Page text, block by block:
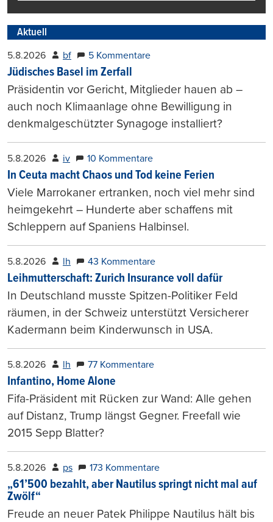
Aktuell
5.8.2026 bf 5 Kommentare
Jüdisches Basel im Zerfall
Präsidentin vor Gericht, Mitglieder hauen ab –
auch noch Klimaanlage ohne Bewilligung in
denkmalgeschützter Synagoge installiert?
5.8.2026 iv 10 Kommentare
In Ceuta macht Chaos und Tod keine Ferien
Viele Marrokaner ertranken, noch viel mehr sind
heimgekehrt – Hunderte aber schaffens mit
Schleppern auf Spaniens Halbinsel.
5.8.2026 lh 43 Kommentare
Leihmutterschaft: Zurich Insurance voll dafür
In Deutschland musste Spitzen-Politiker Feld
räumen, in der Schweiz unterstützt Versicherer
Kadermann beim Kinderwunsch in USA.
5.8.2026 lh 77 Kommentare
Infantino, Home Alone
Fifa-Präsident mit Rücken zur Wand: Alle gehen
auf Distanz, Trump längst Gegner. Freefall wie
2015 Sepp Blatter?
5.8.2026 ps 173 Kommentare
„61’500 bezahlt, aber Nautilus springt nicht mal auf
Zwölf“
Freude an neuer Patek Philippe Nautilus hält bis